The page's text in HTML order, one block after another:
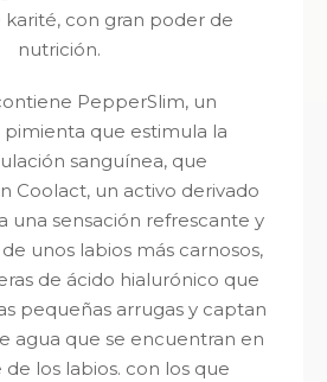
con gran poder de
nutrición.
PepperSlim, un
pimienta que estimula la
sanguínea, que
Coolact, un activo derivado
sensación refrescante y
unos labios más carnosos,
de ácido hialurónico que
pequeñas arrugas y captan
agua que se encuentran en
de los labios. con los que